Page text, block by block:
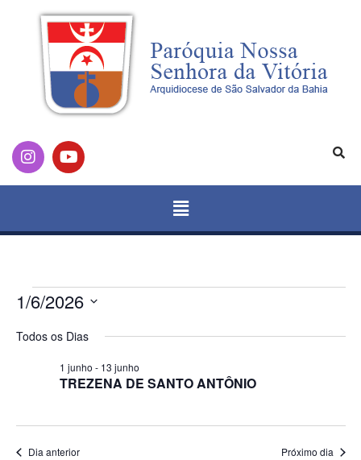
1/6/2026
a
data.
Todos os Dias
TREZENA DE SANTO ANTÔNIO
1 junho - 13 junho
Dia anterior Próximo dia